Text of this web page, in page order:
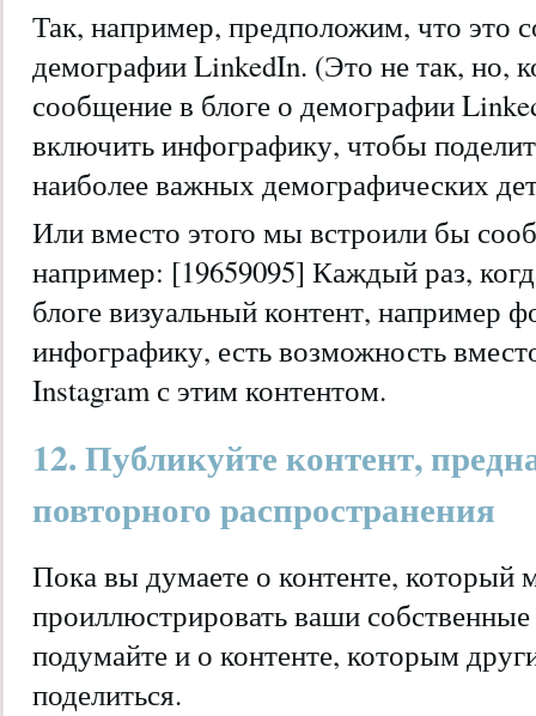
Так, например, предположим, что это
демографии LinkedIn. (Это не так, но,
сообщение в блоге о демографии
включить инфографику, чтобы
наиболее важных демографических
Или вместо этого мы встроили бы
например: [19659095] Каждый раз,
блоге визуальный контент, например
инфографику, есть возможность
Instagram с этим контентом.
12. Публикуйте контент,
повторного распространения
Пока вы думаете о контенте, который
проиллюстрировать ваши
подумайте и о контенте, которым
поделиться.